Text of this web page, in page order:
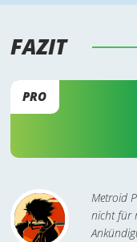
FAZIT
PRO
Metroid
nicht für